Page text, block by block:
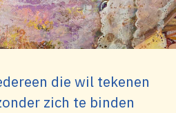
die wil tekenen
zich te binden